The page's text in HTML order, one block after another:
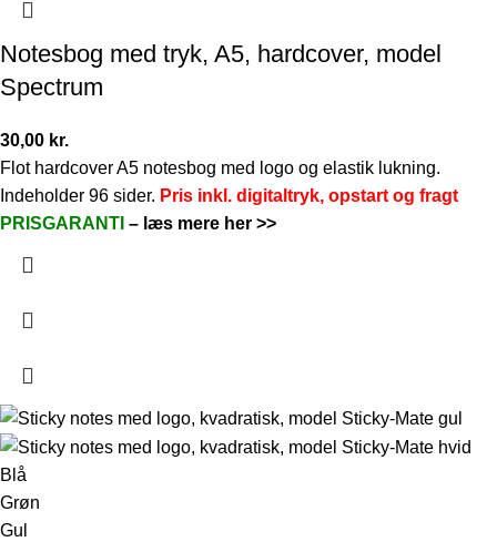
Notesbog med tryk, A5, hardcover, model
Spectrum
30,00 kr.
Flot hardcover A5 notesbog med logo og elastik lukning.
Indeholder 96 sider. Pris inkl. digitaltryk, opstart og fragt
PRISGARANTI – læs mere her >>
Blå
Grøn
Gul